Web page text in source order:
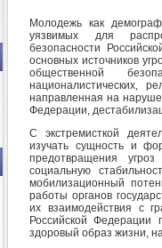
Молодежь как
уязвимых для
безопасности
основных источников
общественной
националистических,
направленная на
Федерации,
С экстремисткой
изучать сущность и
предотвращения
социальную
мобилизационный
работы органов
их взаимодействия с
Российской Федерации
здоровый образ жизни,